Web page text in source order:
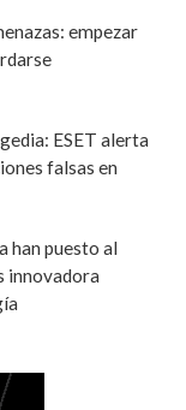
empezar
ESET alerta
falsas en
han puesto al
innovadora